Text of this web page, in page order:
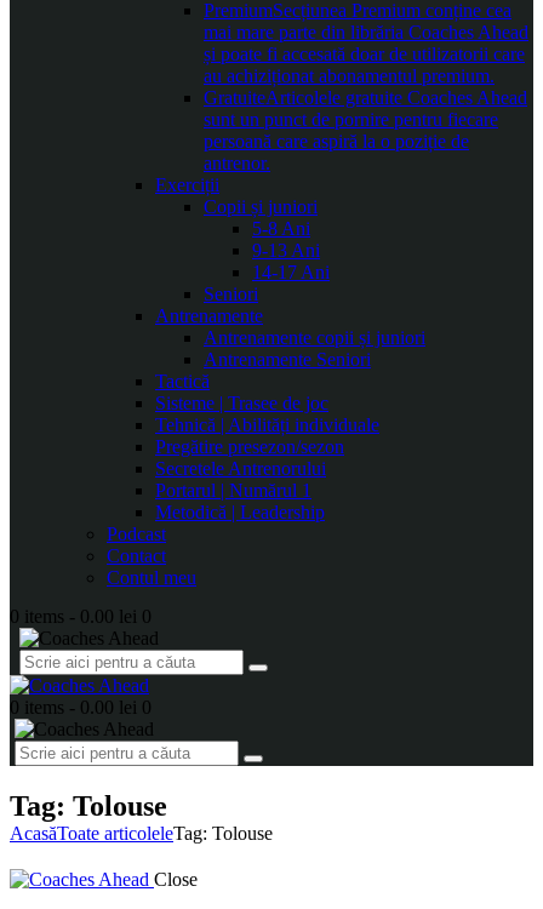
PremiumSecțiunea Premium conține cea
mai mare parte din librăria Coaches Ahead
și poate fi accesată doar de utilizatorii care
au achiziționat abonamentul premium.
GratuiteArticolele gratuite Coaches Ahead
sunt un punct de pornire pentru fiecare
persoană care aspiră la o poziție de
antrenor.
Exerciții
Copii și juniori
5-8 Ani
9-13 Ani
14-17 Ani
Seniori
Antrenamente
Antrenamente copii și juniori
Antrenamente Seniori
Tactică
Sisteme | Trasee de joc
Tehnică | Abilități individuale
Pregătire presezon/sezon
Secretele Antrenorului
Portarul | Numărul 1
Metodică | Leadership
Podcast
Contact
Contul meu
0 items - 0.00 lei 0
0 items - 0.00 lei 0
Tag: Tolouse
AcasăToate articoleleTag: Tolouse
Close